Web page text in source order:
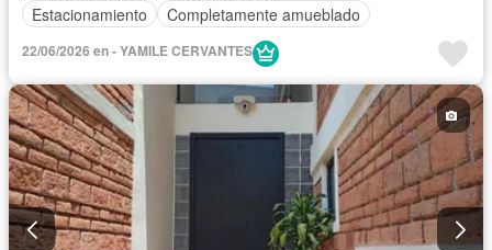
Estacionamiento
Completamente amueblado
22/06/2026 en - YAMILE CERVANTES